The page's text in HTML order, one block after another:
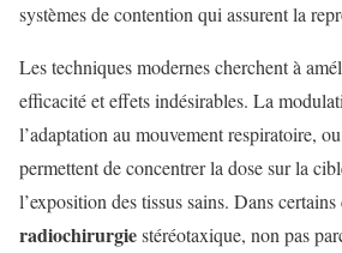
systèmes de contention qui assurent la
Les techniques modernes cherchent à
efficacité et effets indésirables. La
l’adaptation au mouvement respiratoire,
permettent de concentrer la dose sur la
l’exposition des tissus sains. Dans
radiochirurgiestéréotaxique, non pas